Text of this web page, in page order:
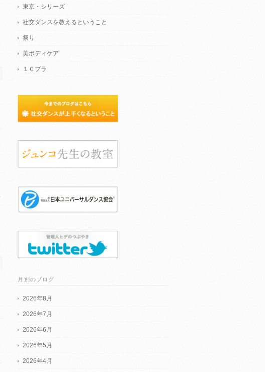
東京・シリーズ
社交ダンスを教えるということ
祭り
美ボディケア
１０プラ
月別のブログ
2026年8月
2026年7月
2026年6月
2026年5月
2026年4月